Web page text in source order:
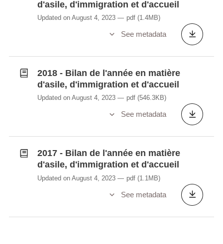
d'asile, d'immigration et d'accueil
Updated on August 4, 2023 pdf (1.4MB)
See metadata
2018 - Bilan de l'année en matière
d'asile, d'immigration et d'accueil
Updated on August 4, 2023 pdf (546.3KB)
See metadata
2017 - Bilan de l'année en matière
d'asile, d'immigration et d'accueil
Updated on August 4, 2023 pdf (1.1MB)
See metadata